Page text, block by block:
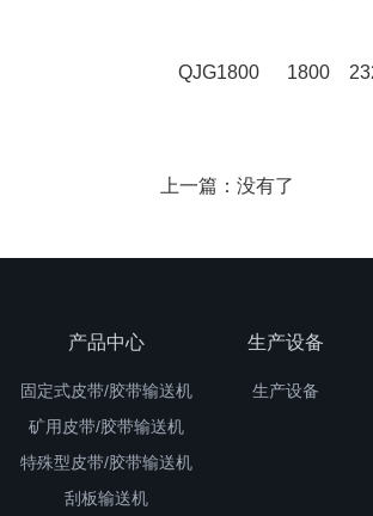
QJG1800 1800
上一篇：没有了
产品中心
固定式皮带/胶带输送机
矿用皮带/胶带输送机
特殊型皮带/胶带输送机
刮板输送机
生产设备
生产设备